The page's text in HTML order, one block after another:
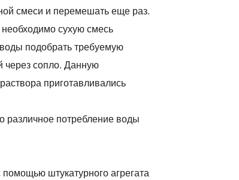
смеси и перемешать еще раз.
сухую смесь
подобрать требуемую
через сопло. Данную
приготавливались
различное потребление воды
штукатурного агрегата